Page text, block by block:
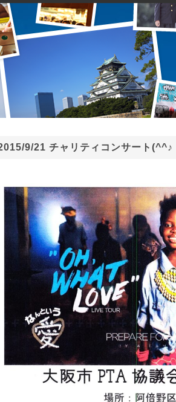
9/21 チャリティコンサート(^^♪